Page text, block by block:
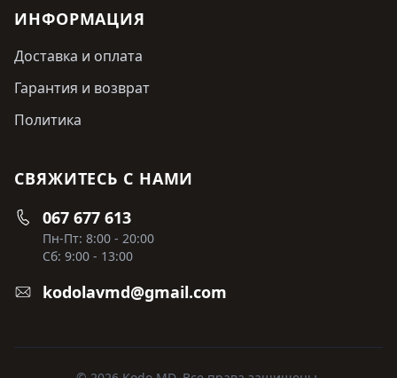
ИНФОРМАЦИЯ
Доставка и оплата
Гарантия и возврат
Политика
СВЯЖИТЕСЬ С НАМИ
067 677 613
Пн-Пт: 8:00 - 20:00
Сб: 9:00 - 13:00
kodolavmd@gmail.com